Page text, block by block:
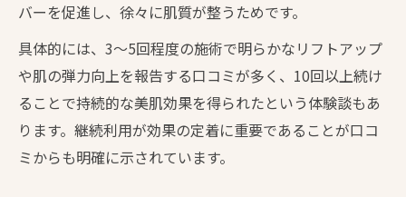
バーを促進し、徐々に肌質が整うためです。
具体的には、3〜5回程度の施術で明らかなリフトアップ
や肌の弾力向上を報告する口コミが多く、10回以上続け
ることで持続的な美肌効果を得られたという体験談もあ
ります。継続利用が効果の定着に重要であることが口コ
ミからも明確に示されています。